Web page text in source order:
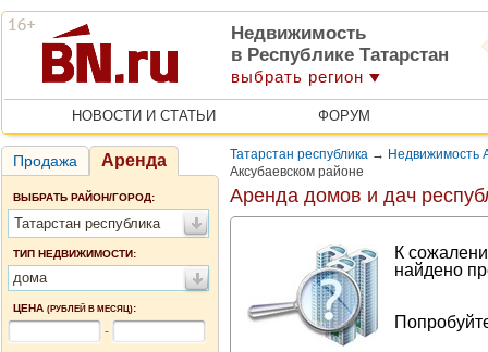
Недвижимость
в Республике Татарстан
выбрать регион
НОВОСТИ И СТАТЬИ ФОРУМ
Продажа Аренда
ВЫБРАТЬ РАЙОН/ГОРОД:
Татарстан республика
ТИП НЕДВИЖИМОСТИ:
дома
ЦЕНА (РУБЛЕЙ В МЕСЯЦ):
-
Татарстан республика → Недвижимость
Аксубаевском районе
Аренда домов и дач
К
найдено